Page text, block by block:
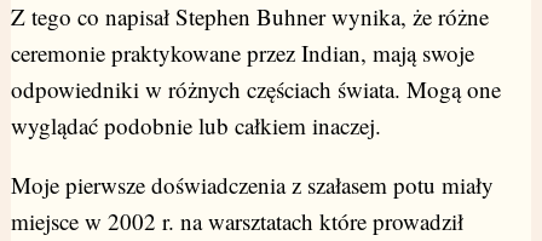
Z tego co napisał Stephen Buhner wynika, że różne
ceremonie praktykowane przez Indian, mają swoje
odpowiedniki w różnych częściach świata. Mogą one
wyglądać podobnie lub całkiem inaczej.
Moje pierwsze doświadczenia z szałasem potu miały
miejsce w 2002 r. na warsztatach które prowadził